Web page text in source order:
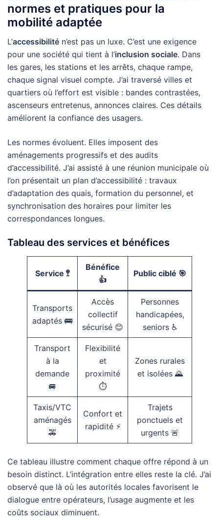
normes et pratiques pour la
mobilité adaptée
L’accessibilité n’est pas un luxe. C’est une exigence
pour une société qui tient à l’inclusion sociale. Dans
les gares, les stations et les arrêts, chaque rampe,
chaque signal visuel compte. J’ai traversé villes et
quartiers où l’effort est visible : bandes contrastées,
ascenseurs entretenus, annonces claires. Ces détails
améliorent la confiance des usagers.
Les normes évoluent. Elles imposent des
aménagements progressifs et des audits
d’accessibilité. J’ai assisté à une réunion municipale où
l’on présentait un plan d’accessibilité : travaux
d’adaptation des quais, formation du personnel, et
synchronisation des horaires pour limiter les
correspondances longues.
Tableau des services et bénéfices
Service 🚏
Bénéfice
👍
Public ciblé 🎯
Transports
adaptés 🚌
Accès
collectif
sécurisé 😊
Personnes
handicapées,
seniors ♿️
Transport
à la
demande
🚐
Flexibilité
et
proximité
⏱️
Zones rurales
et isolées 🌄
Taxis/VTC
aménagés
🚕
Confort et
rapidité ⚡
Trajets
ponctuels et
urgents 🚨
Ce tableau illustre comment chaque offre répond à un
besoin distinct. L’intégration entre elles reste la clé. J’ai
observé que là où les autorités locales favorisent le
dialogue entre opérateurs, l’usage augmente et les
coûts sociaux diminuent.